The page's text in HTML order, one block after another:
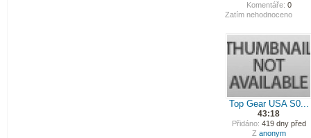
Komentáře: 0
Zatím nehodnoceno
Top Gear USA S0...
43:18
Přidáno: 419 dny před
Z anonym